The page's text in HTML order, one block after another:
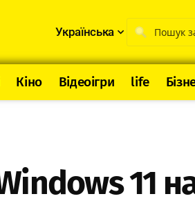
Українська
Кіно Відеоігри life
11